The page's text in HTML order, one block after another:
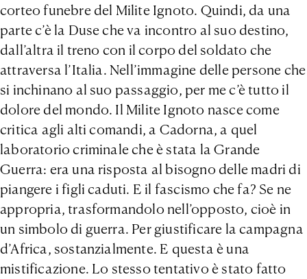
corteo funebre del Milite Ignoto. Quindi, da una
parte c’è la Duse che va incontro al suo destino,
dall’altra il treno con il corpo del soldato che
attraversa l’Italia. Nell’immagine delle persone che
si inchinano al suo passaggio, per me c’è tutto il
dolore del mondo. Il Milite Ignoto nasce come
critica agli alti comandi, a Cadorna, a quel
laboratorio criminale che è stata la Grande
Guerra: era una risposta al bisogno delle madri di
piangere i figli caduti. E il fascismo che fa? Se ne
appropria, trasformandolo nell’opposto, cioè in
un simbolo di guerra. Per giustificare la campagna
d’Africa, sostanzialmente. E questa è una
mistificazione. Lo stesso tentativo è stato fatto